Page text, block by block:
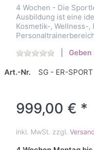
4 Wochen - Die
Ausbildung ist eine
Kosmetik-, Wellness-
Art.-Nr. SG - ER-SPORT
999,00 € *
inkl. MwSt. zzgl.